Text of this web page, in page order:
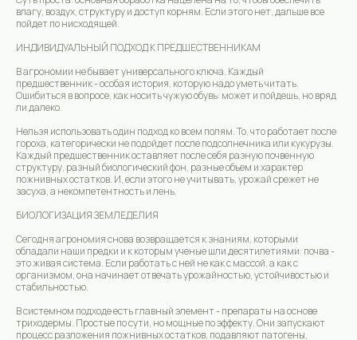
влагу, воздух, структуру и доступ корням. Если этого нет, дальше все
пойдет по нисходящей.
ИНДИВИДУАЛЬНЫЙ ПОДХОД К ПРЕДШЕСТВЕННИКАМ
В агрономии не бывает универсального ключа. Каждый
предшественник - особая история, которую надо уметь читать.
Ошибиться в вопросе, как носить чужую обувь: может и пойдешь, но вряд
ли далеко.
Нельзя использовать один подход ко всем полям. То, что работает после
гороха, категорически не подойдет после подсолнечника или кукурузы.
Каждый предшественник оставляет после себя разную почвенную
структуру, разный биологический фон, разные объем и характер
пожнивных остатков. И, если этого не учитывать, урожай срежет не
засуха, а некомпетентность и лень.
БИОЛОГИЗАЦИЯ ЗЕМЛЕДЕЛИЯ
Сегодня агрономия снова возвращается к знаниям, которыми
обладали наши предки и к которым ученые шли десятилетиями: почва -
это живая система. Если работать с ней не как с массой, а как с
организмом, она начинает отвечать урожайностью, устойчивостью и
стабильностью.
В системном подходе есть главный элемент - препараты на основе
триходермы. Простые по сути, но мощные по эффекту. Они запускают
процесс разложения пожнивных остатков, подавляют патогены,